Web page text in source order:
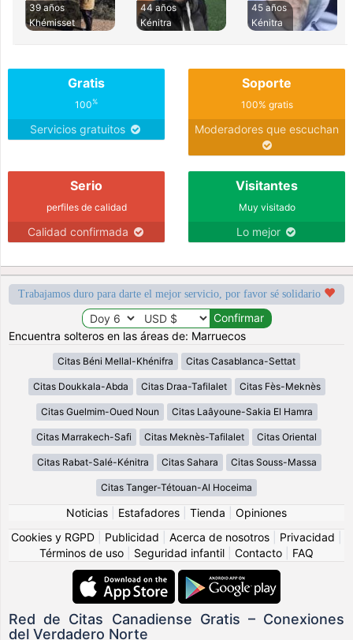
39 años
Khémisset
44 años
Kénitra
45 años
Kénitra
Gratis
100%
Servicios gratuitos
Soporte
100% gratis
Moderadores que escuchan
Serio
perfiles de calidad
Calidad confirmada
Visitantes
Muy visitado
Lo mejor
Trabajamos duro para darte el mejor servicio, por favor sé solidario
Encuentra solteros en las áreas de: Marruecos
Citas Béni Mellal-Khénifra Citas Casablanca-Settat
Citas Doukkala-Abda Citas Draa-Tafilalet Citas Fès-Meknès
Citas Guelmim-Oued Noun Citas Laâyoune-Sakia El Hamra
Citas Marrakech-Safi Citas Meknès-Tafilalet Citas Oriental
Citas Rabat-Salé-Kénitra Citas Sahara Citas Souss-Massa
Citas Tanger-Tétouan-Al Hoceima
Noticias Estafadores Tienda
Opiniones
Cookies y RGPD
Publicidad Acerca de nosotros Privacidad
Términos de uso
Seguridad infantil Contacto FAQ
Red de Citas Canadiense Gratis – Conexiones
del Verdadero Norte